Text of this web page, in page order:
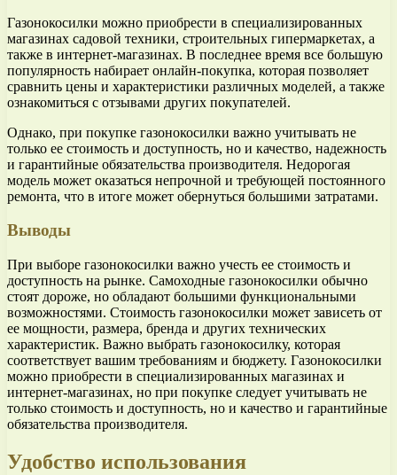
Газонокосилки можно приобрести в специализированных
магазинах садовой техники, строительных гипермаркетах, а
также в интернет-магазинах. В последнее время все большую
популярность набирает онлайн-покупка, которая позволяет
сравнить цены и характеристики различных моделей, а также
ознакомиться с отзывами других покупателей.
Однако, при покупке газонокосилки важно учитывать не
только ее стоимость и доступность, но и качество, надежность
и гарантийные обязательства производителя. Недорогая
модель может оказаться непрочной и требующей постоянного
ремонта, что в итоге может обернуться большими затратами.
Выводы
При выборе газонокосилки важно учесть ее стоимость и
доступность на рынке. Самоходные газонокосилки обычно
стоят дороже, но обладают большими функциональными
возможностями. Стоимость газонокосилки может зависеть от
ее мощности, размера, бренда и других технических
характеристик. Важно выбрать газонокосилку, которая
соответствует вашим требованиям и бюджету. Газонокосилки
можно приобрести в специализированных магазинах и
интернет-магазинах, но при покупке следует учитывать не
только стоимость и доступность, но и качество и гарантийные
обязательства производителя.
Удобство использования